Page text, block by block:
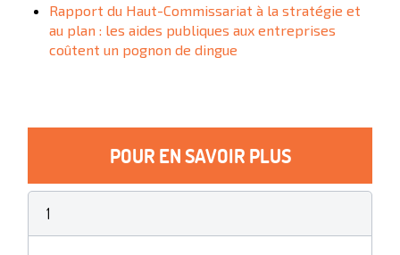
Rapport du Haut-Commissariat à la stratégie et
au plan : les aides publiques aux entreprises
coûtent un pognon de dingue
POUR EN SAVOIR PLUS
1